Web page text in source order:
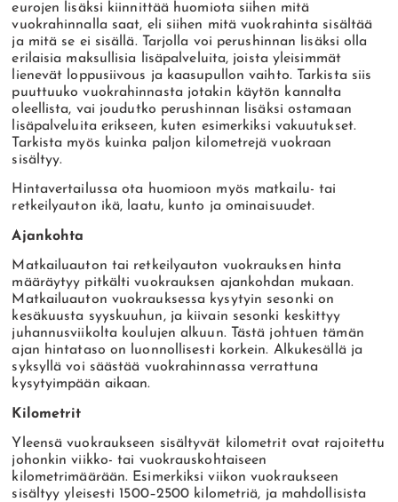
eurojen lisäksi kiinnittää huomiota siihen mitä
vuokrahinnalla saat, eli siihen mitä vuokrahinta sisältää
ja mitä se ei sisällä. Tarjolla voi perushinnan lisäksi olla
erilaisia maksullisia lisäpalveluita, joista yleisimmät
lienevät loppusiivous ja kaasupullon vaihto. Tarkista siis
puuttuuko vuokrahinnasta jotakin käytön kannalta
oleellista, vai joudutko perushinnan lisäksi ostamaan
lisäpalveluita erikseen, kuten esimerkiksi vakuutukset.
Tarkista myös kuinka paljon kilometrejä vuokraan
sisältyy.
Hintavertailussa ota huomioon myös matkailu- tai
retkeilyauton ikä, laatu, kunto ja ominaisuudet.
Ajankohta
Matkailuauton tai retkeilyauton vuokrauksen hinta
määräytyy pitkälti vuokrauksen ajankohdan mukaan.
Matkailuauton vuokrauksessa kysytyin sesonki on
kesäkuusta syyskuuhun, ja kiivain sesonki keskittyy
juhannusviikolta koulujen alkuun. Tästä johtuen tämän
ajan hintataso on luonnollisesti korkein. Alkukesällä ja
syksyllä voi säästää vuokrahinnassa verrattuna
kysytyimpään aikaan.
Kilometrit
Yleensä vuokraukseen sisältyvät kilometrit ovat rajoitettu
johonkin viikko- tai vuokrauskohtaiseen
kilometrimäärään. Esimerkiksi viikon vuokraukseen
sisältyy yleisesti 1500–2500 kilometriä, ja mahdollisista